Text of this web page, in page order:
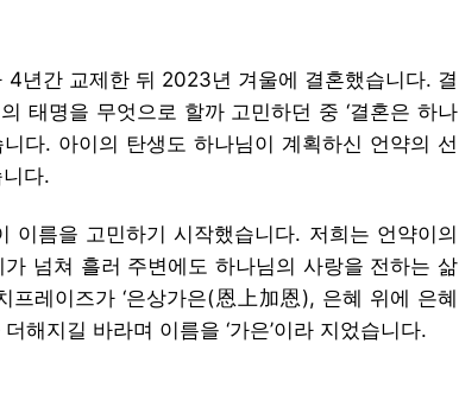
년간 교제한 뒤 2023년 겨울에 결혼했습니다. 결
태명을 무엇으로 할까 고민하던 중 ‘결혼은 하나
다. 아이의 탄생도 하나님이 계획하신 언약의 선
다.
이름을 고민하기 시작했습니다. 저희는 언약이의
넘쳐 흘러 주변에도 하나님의 사랑을 전하는 삶
레이즈가 ‘은상가은(恩上加恩), 은혜 위에 은혜
해지길 바라며 이름을 ‘가은’이라 지었습니다.